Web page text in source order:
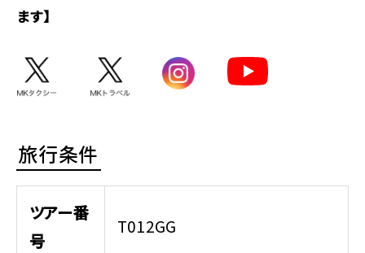
ます】
旅行条件
ツアー番
号
T012GG